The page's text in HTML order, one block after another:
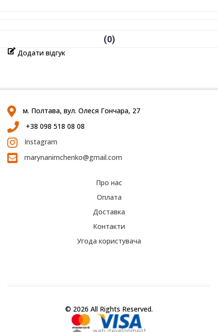
0
Додати відгук
м. Полтава, вул. Олеся Гончара, 27
+38 098 518 08 08
Instagram
marynanimchenko@gmail.com
Про нас
Оплата
Доставка
Контакти
Угода користувача
© 2026 All Rights Reserved.